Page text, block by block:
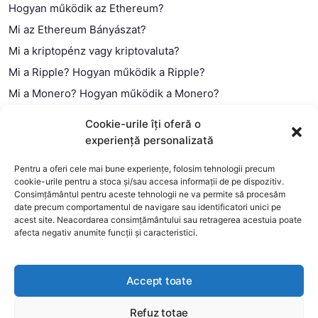
Cookie-urile îți oferă o
experiență personalizată
Pentru a oferi cele mai bune experiențe, folosim tehnologii precum
cookie-urile pentru a stoca și/sau accesa informații de pe dispozitiv.
Consimțământul pentru aceste tehnologii ne va permite să procesăm
date precum comportamentul de navigare sau identificatori unici pe
acest site. Neacordarea consimțământului sau retragerea acestuia poate
afecta negativ anumite funcții și caracteristici.
Accept toate
Refuz totae
Hogyan működik az Ethereum?
Mi az Ethereum Bányászat?
Mi a kriptopénz vagy kriptovaluta?
Mi a Ripple? Hogyan működik a Ripple?
Mi a Monero? Hogyan működik a Monero?
Mi a blokklánc (technológia)?